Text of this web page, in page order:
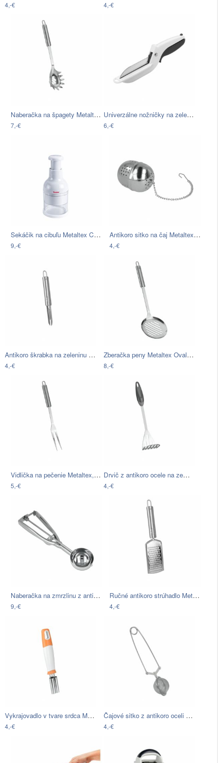
4,-€ 4,-€
Naberačka na špagety Metaltex, dĺžka 31…
7,-€
Univerzálne nožničky na zeleninu či…
6,-€
Sekáčik na cibuľu Metaltex Chop, dĺžka…
9,-€
Antikoro sitko na čaj Metaltex Tea
4,-€
Antikoro škrabka na zeleninu Metaltex…
4,-€
Zberačka peny Metaltex Oval, dĺžka 33 cm
8,-€
Vidlička na pečenie Metaltex, dĺžka 32…
5,-€
Drvič z antikoro ocele na zemiaky…
4,-€
Naberačka na zmrzlinu z antikoro ocele…
9,-€
Ručné antikoro strúhadlo Metaltex Mini,…
4,-€
Vykrajovadlo v tvare srdca Metaltex…
4,-€
Čajové sitko z antikoro oceli Metaltex…
4,-€